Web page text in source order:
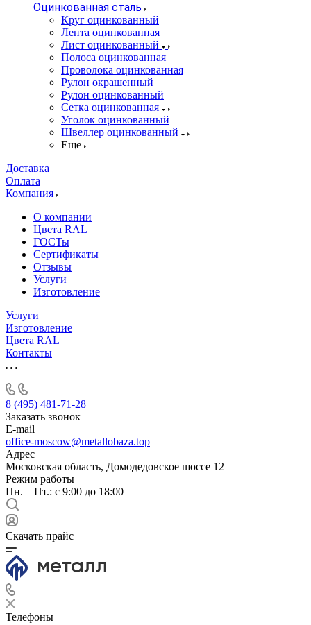
Оцинкованная сталь
Круг оцинкованный
Лента оцинкованная
Лист оцинкованный
Полоса оцинкованная
Проволока оцинкованная
Рулон окрашенный
Рулон оцинкованный
Сетка оцинкованная
Уголок оцинкованный
Швеллер оцинкованный
Еще
Доставка
Оплата
Компания
О компании
Цвета RAL
ГОСТы
Сертификаты
Отзывы
Услуги
Изготовление
Услуги
Изготовление
Цвета RAL
Контакты
8 (495) 481-71-28
Заказать звонок
E-mail
office-moscow@metallobaza.top
Адрес
Московская область, Домодедовское шоссе 12
Режим работы
Пн. – Пт.: с 9:00 до 18:00
Скачать прайс
Телефоны